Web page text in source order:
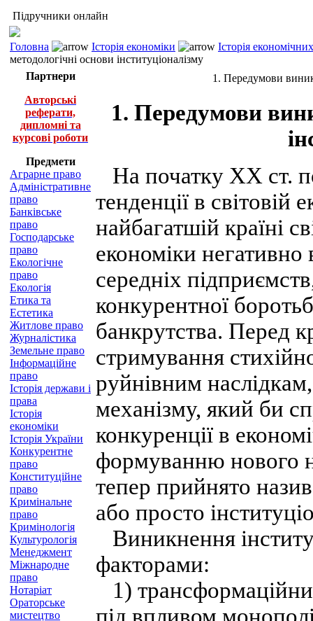
Підручники онлайн
Головна Історія економіки
Історія
методологічні основи інституціоналізму
Партнери
Авторські
реферати,
дипломні та
курсові роботи
Предмети
Аграрне право
Адміністративне
право
Банківське
право
Господарське
право
Екологічне
право
Екологія
Етика та
Естетика
Житлове право
Журналістика
Земельне право
Інформаційне
право
Історія держави і
права
Історія
економіки
Історія України
Конкурентне
право
Конституційне
право
Кримінальне
право
Кримінологія
Культурологія
Менеджмент
Міжнародне
право
Нотаріат
Ораторське
мистецтво
1. Передумови
1. Передумови
На початку XX ст.
тенденції в
найбагатшій країні
економіки негативно
середніх
конкурентної
банкрутства. Перед
стримування
руйнівним
механізму, який би
конкуренції в
формуванню нового
тепер прийнято
або просто
Виникнення
факторами:
1)